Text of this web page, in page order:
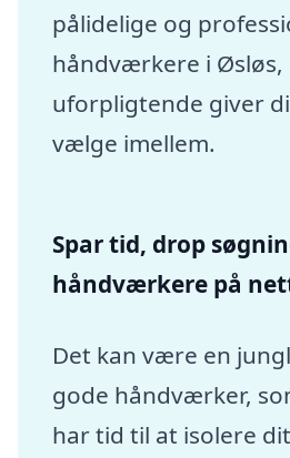
pålidelige og
håndværkere i Øsløs,
uforpligtende giver
vælge imellem.
Spar tid, drop
håndværkere på
Det kan være en
gode håndværker,
har tid til at isolere